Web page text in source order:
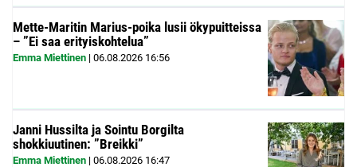
Mette-Maritin Marius-poika lusii ökypuitteissa
– ”Ei saa erityiskohtelua”
Emma Miettinen | 06.08.2026 16:56
Janni Hussilta ja Sointu Borgilta
shokkiuutinen: ”Breikki”
Emma Miettinen | 06.08.2026 16:47